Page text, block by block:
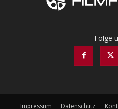
Folge
Impressum Datenschutz